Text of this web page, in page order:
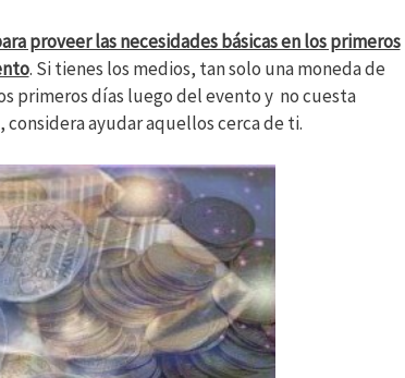
proveer las necesidades básicas en los primeros
. Si tienes los medios, tan solo una moneda de
primeros días luego del evento y no cuesta
considera ayudar aquellos cerca de ti.